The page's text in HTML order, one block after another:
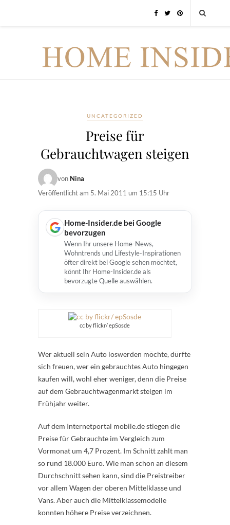
UNCATEGORIZED
Preise für
Gebrauchtwagen steigen
von Nina
Veröffentlicht am 5. Mai 2011 um 15:15 Uhr
Home-Insider.de bei Google
bevorzugen
Wenn Ihr unsere Home-News,
Wohntrends und Lifestyle-Inspirationen
öfter direkt bei Google sehen möchtet,
könnt Ihr Home-Insider.de als
bevorzugte Quelle auswählen.
cc by flickr/ epSosde
Wer aktuell sein Auto loswerden möchte, dürfte
sich freuen, wer ein gebrauchtes Auto hingegen
kaufen will, wohl eher weniger, denn die Preise
auf dem Gebrauchtwagenmarkt steigen im
Frühjahr weiter.
Auf dem Internetportal mobile.de stiegen die
Preise für Gebrauchte im Vergleich zum
Vormonat um 4,7 Prozent. Im Schnitt zahlt man
so rund 18.000 Euro. Wie man schon an diesem
Durchschnitt sehen kann, sind die Preistreiber
vor allem Wagen der oberen Mittelklasse und
Vans. Aber auch die Mittelklassemodelle
konnten höhere Preise verzeichnen.